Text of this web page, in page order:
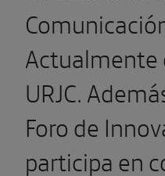
Actualmente
URJC.
Foro de
participa en